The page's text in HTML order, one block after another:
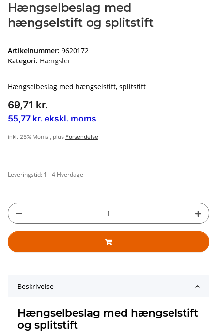
Hængselbeslag med
hængselstift og splitstift
Artikelnummer: 9620172
Kategori: Hængsler
Hængselbeslag med hængselstift, splitstift
69,71 kr.
55,77 kr. ekskl. moms
inkl. 25% Moms , plus Forsendelse
Leveringstid: 1 - 4 Hverdage
Beskrivelse
Hængselbeslag med hængselstift
og splitstift